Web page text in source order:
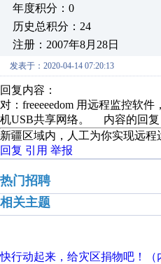
年度积分：0
历史总积分：24
注册：2007年8月28日
发表于：2020-04-14 07:20:13
回复内容：
对：freeeeedom 用远程监控软
机USB共享网络。 内容的回复
新疆区域内，人工为你实现远程
回复 引用 举报
热门招聘
相关主题
快行动起来，给灾区捐物吧！（